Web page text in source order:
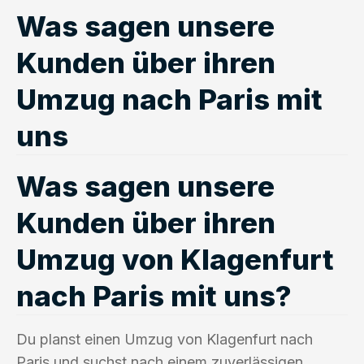
Was sagen unsere
Kunden über ihren
Umzug nach Paris mit
uns
Was sagen unsere
Kunden über ihren
Umzug von Klagenfurt
nach Paris mit uns?
Du planst einen Umzug von Klagenfurt nach